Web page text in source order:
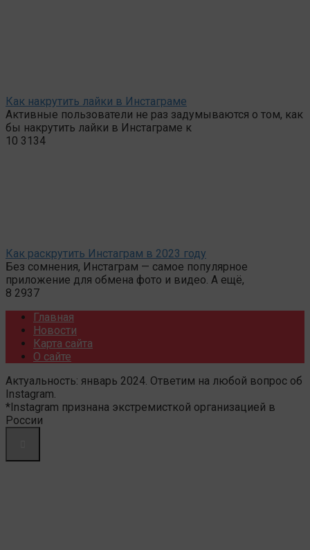
Как накрутить лайки в Инстаграме
Активные пользователи не раз задумываются о том, как
бы накрутить лайки в Инстаграме к
10 3134
Как раскрутить Инстаграм в 2023 году
Без сомнения, Инстаграм — самое популярное
приложение для обмена фото и видео. А ещё,
8 2937
Главная
Новости
Карта сайта
О сайте
Актуальность: январь 2024. Ответим на любой вопрос об
Instagram.
*Instagram признана экстремисткой организацией в
России